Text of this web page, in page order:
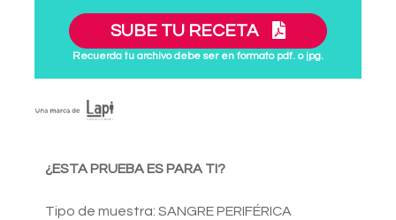
SUBE TU RECETA
Recuerda tu archivo debe ser en formato pdf. o jpg.
¿ESTA PRUEBA ES PARA TI?
Tipo de muestra: SANGRE PERIFÉRICA